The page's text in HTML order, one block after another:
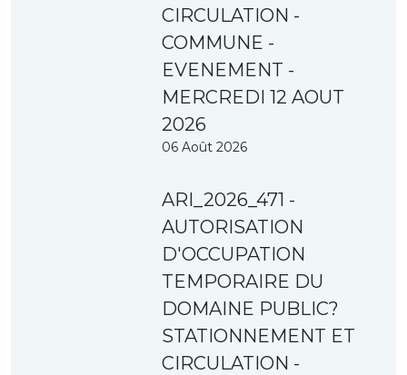
CIRCULATION -
COMMUNE -
EVENEMENT -
MERCREDI 12 AOUT
2026
06 Août 2026
ARI_2026_471 -
AUTORISATION
D'OCCUPATION
TEMPORAIRE DU
DOMAINE PUBLIC?
STATIONNEMENT ET
CIRCULATION -